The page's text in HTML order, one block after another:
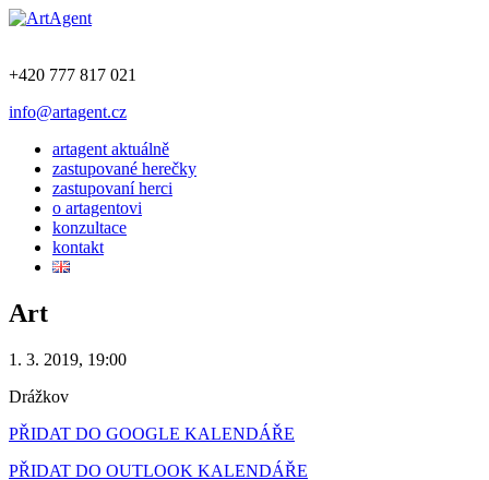
+420 777 817 021
info@artagent.cz
artagent aktuálně
zastupované herečky
zastupovaní herci
o artagentovi
konzultace
kontakt
Art
1. 3. 2019, 19:00
Drážkov
PŘIDAT DO GOOGLE KALENDÁŘE
PŘIDAT DO OUTLOOK KALENDÁŘE